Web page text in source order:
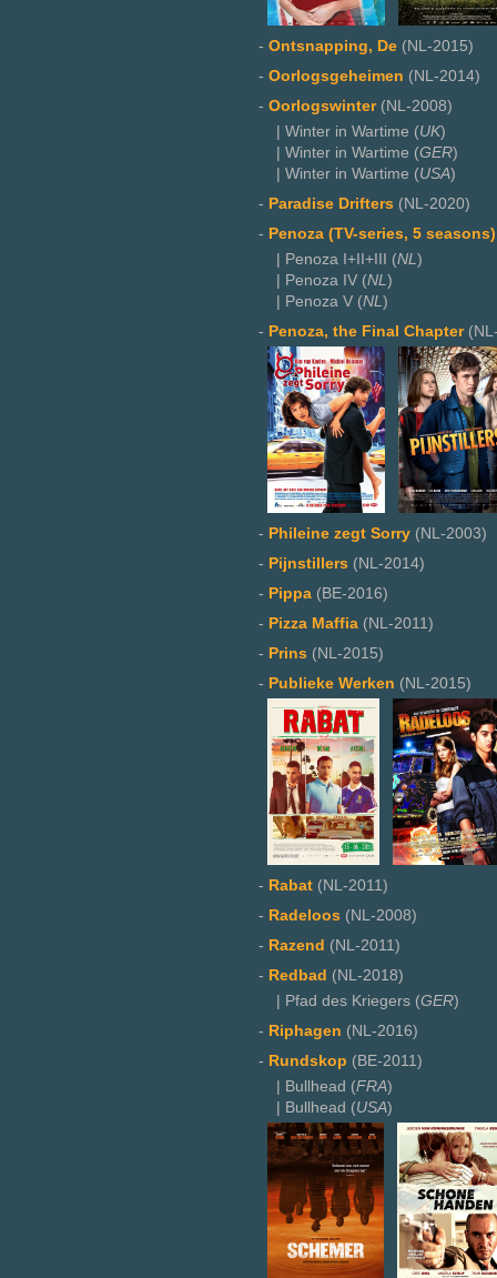
- Ontsnapping, De (NL-2015)
- Oorlogsgeheimen (NL-2014)
- Oorlogswinter(NL-2008)
| Winter in Wartime (UK)
| Winter in Wartime (GER)
| Winter in Wartime (USA)
- Paradise Drifters (NL-2020)
- Penoza (TV-series, 5 seasons)
| Penoza I+II+III (NL )
| Penoza IV (NL )
| Penoza V (NL )
- Penoza, the Final Chapter
- Phileine zegt Sorry (NL-2003)
- Pijnstillers (NL-2014)
- Pippa (BE-2016)
- Pizza Maffia (NL-2011)
- Prins (NL-2015)
- Publieke Werken (NL-2015)
- Rabat (NL-2011)
- Radeloos (NL-2008)
- Razend (NL-2011)
- Redbad (NL-2018)
| Pfad des Kriegers (GER)
- Riphagen (NL-2016)
- Rundskop (BE-2011)
| Bullhead (FRA)
| Bullhead (USA)